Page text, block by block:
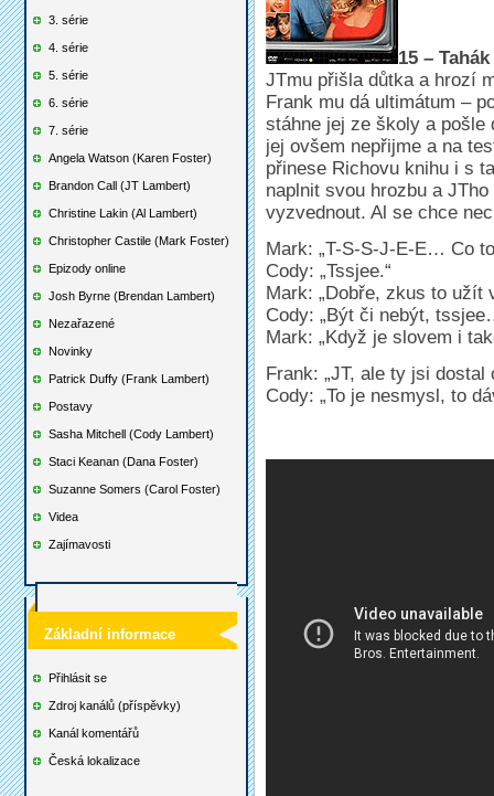
3. série
4. série
5. série
6. série
7. série
Angela Watson (Karen Foster)
Brandon Call (JT Lambert)
Christine Lakin (Al Lambert)
Christopher Castile (Mark Foster)
Epizody online
Josh Byrne (Brendan Lambert)
Nezařazené
Novinky
Patrick Duffy (Frank Lambert)
Postavy
Sasha Mitchell (Cody Lambert)
Staci Keanan (Dana Foster)
Suzanne Somers (Carol Foster)
Videa
Zajímavosti
Základní informace
Přihlásit se
Zdroj kanálů (příspěvky)
Kanál komentářů
Česká lokalizace
15 –
JTmu přišla důtka a hrozí
Frank mu dá ultimátum –
stáhne jej ze školy a pošle
jej ovšem nepřijme a na
přinese Richovu knihu i s
naplnit svou hrozbu a
vyzvednout. Al se chce
Mark: „T-S-S-J-E-E… Co
Cody: „Tssjee.“
Mark: „Dobře, zkus to užít
Cody: „Být či nebýt,
Mark: „Když je slovem i
Frank: „JT, ale ty jsi dostal
Cody: „To je nesmysl, to